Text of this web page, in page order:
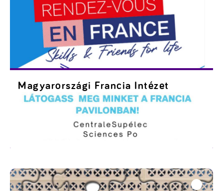
Magyarországi Francia Intézet